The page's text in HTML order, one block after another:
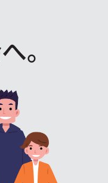
。